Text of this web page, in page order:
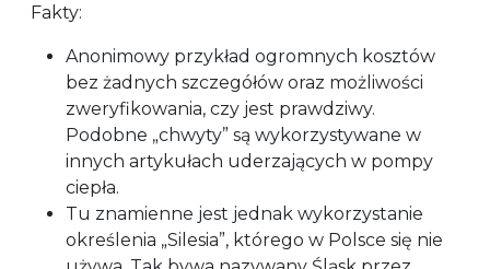
Fakty:
Anonimowy przykład ogromnych kosztów
bez żadnych szczegółów oraz możliwości
zweryfikowania, czy jest prawdziwy.
Podobne „chwyty” są wykorzystywane w
innych artykułach uderzających w pompy
ciepła.
Tu znamienne jest jednak wykorzystanie
określenia „Silesia”, którego w Polsce się nie